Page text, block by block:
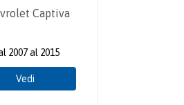
Captiva
2007 al 2015
Vedi